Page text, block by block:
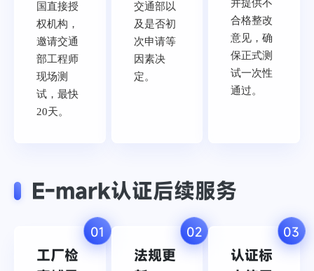
国直接授
权机构，
邀请交通
部工程师
现场测
试，最快
20天。
交通部以
及是否初
次申请等
因素决
定。
并提供不
合格整改
意见，确
保正式测
试一次性
通过。
E-mark认证后续服务
01
工厂检
02
法规更
03
认证标